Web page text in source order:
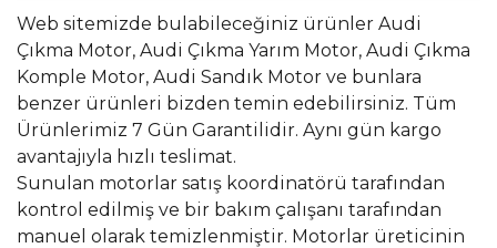
Web sitemizde bulabileceğiniz ürünler Audi
Çıkma Motor, Audi Çıkma Yarım Motor, Audi Çıkma
Komple Motor, Audi Sandık Motor ve bunlara
benzer ürünleri bizden temin edebilirsiniz. Tüm
Ürünlerimiz 7 Gün Garantilidir. Aynı gün kargo
avantajıyla hızlı teslimat.
Sunulan motorlar satış koordinatörü tarafından
kontrol edilmiş ve bir bakım çalışanı tarafından
manuel olarak temizlenmiştir. Motorlar üreticinin